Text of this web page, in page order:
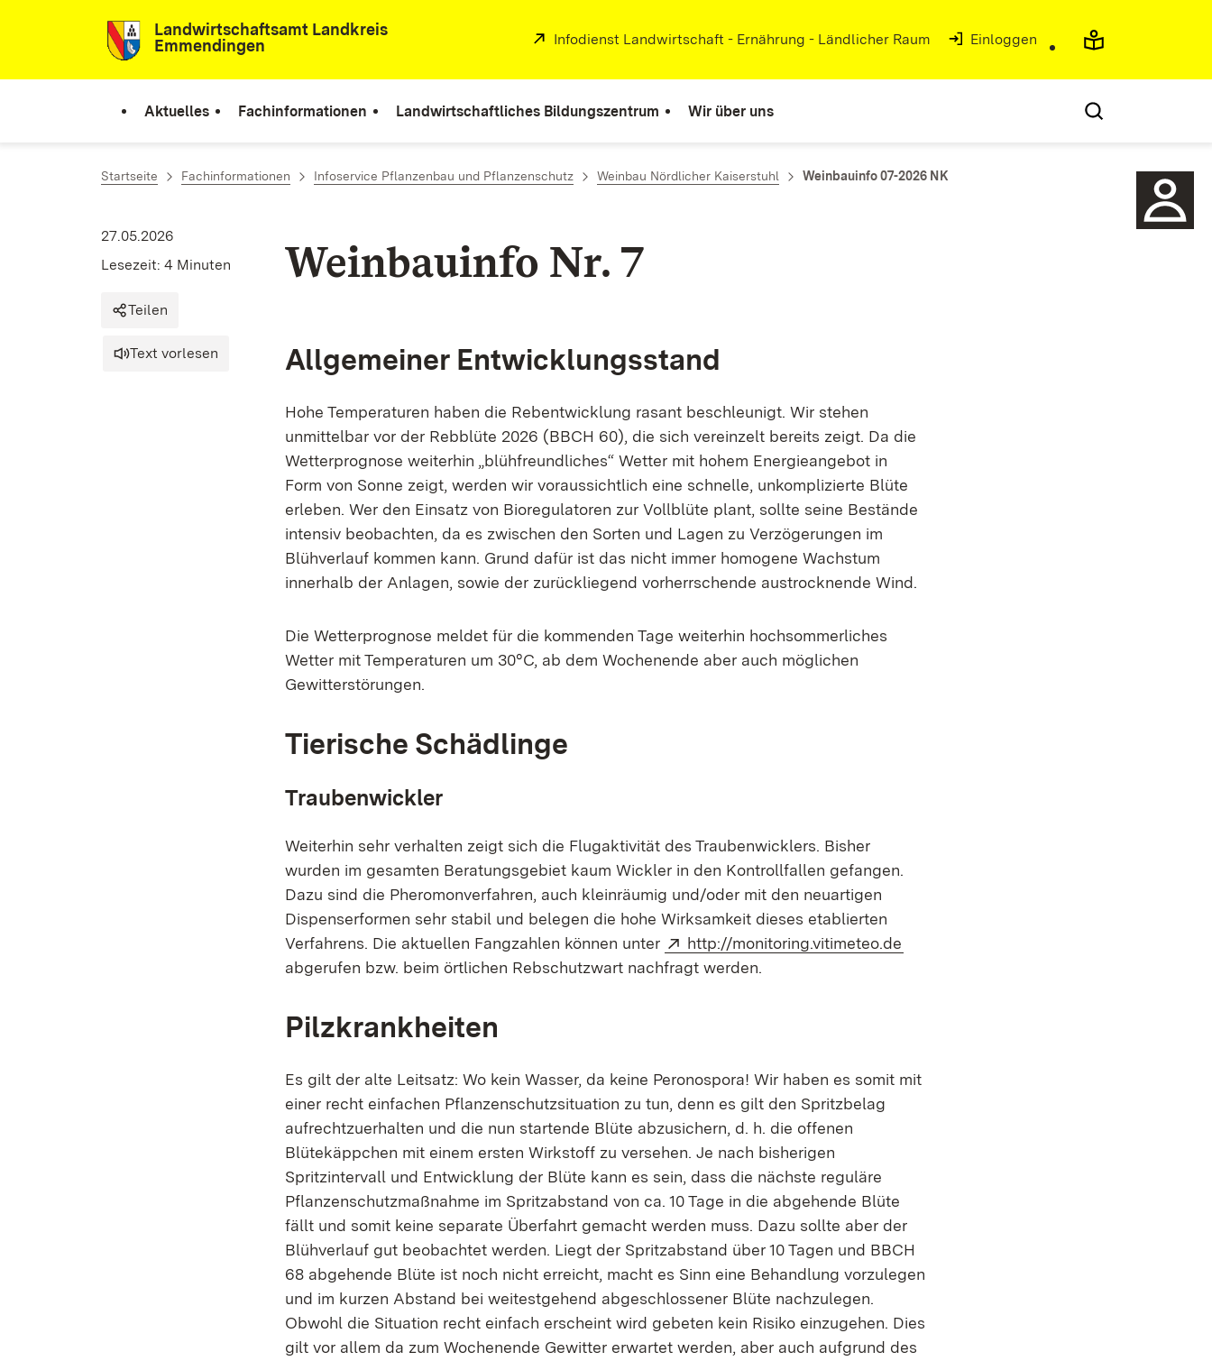
Zum Inhalt springenLandwirtschaftsamt Landkreis
Emmendingen
Extern:
Infodienst Landwirtschaft - Ernährung - Ländlicher Raum (Öffnet in neuem Fenster)
Einloggen
Aktuelles Fachinformationen Landwirtschaftliches Bildungszentrum Wir über uns
Startseite Fachinformationen Infoservice Pflanzenbau und Pflanzenschutz Weinbau Nördlicher Kaiserstuhl Weinbauinfo 07-2026 NK
Weinbauinfo Nr. 7
27.05.2026
Lesezeit: 4 Minuten
Teilen
Text vorlesen Allgemeiner Entwicklungsstand
Hohe Temperaturen haben die Rebentwicklung rasant beschleunigt. Wir stehen
unmittelbar vor der Rebblüte 2026 (BBCH 60), die sich vereinzelt bereits zeigt. Da die
Wetterprognose weiterhin „blühfreundliches“ Wetter mit hohem Energieangebot in
Form von Sonne zeigt, werden wir voraussichtlich eine schnelle, unkomplizierte Blüte
erleben. Wer den Einsatz von Bioregulatoren zur Vollblüte plant, sollte seine Bestände
intensiv beobachten, da es zwischen den Sorten und Lagen zu Verzögerungen im
Blühverlauf kommen kann. Grund dafür ist das nicht immer homogene Wachstum
innerhalb der Anlagen, sowie der zurückliegend vorherrschende austrocknende Wind.
Die Wetterprognose meldet für die kommenden Tage weiterhin hochsommerliches
Wetter mit Temperaturen um 30°C, ab dem Wochenende aber auch möglichen
Gewitterstörungen.
Tierische Schädlinge
Traubenwickler
Weiterhin sehr verhalten zeigt sich die Flugaktivität des Traubenwicklers. Bisher
wurden im gesamten Beratungsgebiet kaum Wickler in den Kontrollfallen gefangen.
Dazu sind die Pheromonverfahren, auch kleinräumig und/oder mit den neuartigen
Dispenserformen sehr stabil und belegen die hohe Wirksamkeit dieses etablierten
Verfahrens. Die aktuellen Fangzahlen können unter
Extern:
http://monitoring.vitimeteo.de
abgerufen bzw. beim örtlichen Rebschutzwart nachfragt werden.
Pilzkrankheiten
Es gilt der alte Leitsatz: Wo kein Wasser, da keine Peronospora! Wir haben es somit mit
einer recht einfachen Pflanzenschutzsituation zu tun, denn es gilt den Spritzbelag
aufrechtzuerhalten und die nun startende Blüte abzusichern, d. h. die offenen
Blütekäppchen mit einem ersten Wirkstoff zu versehen. Je nach bisherigen
Spritzintervall und Entwicklung der Blüte kann es sein, dass die nächste reguläre
Pflanzenschutzmaßnahme im Spritzabstand von ca. 10 Tage in die abgehende Blüte
fällt und somit keine separate Überfahrt gemacht werden muss. Dazu sollte aber der
Blühverlauf gut beobachtet werden. Liegt der Spritzabstand über 10 Tagen und BBCH
68 abgehende Blüte ist noch nicht erreicht, macht es Sinn eine Behandlung vorzulegen
und im kurzen Abstand bei weitestgehend abgeschlossener Blüte nachzulegen.
Obwohl die Situation recht einfach erscheint wird gebeten kein Risiko einzugehen. Dies
gilt vor allem da zum Wochenende Gewitter erwartet werden, aber auch aufgrund des